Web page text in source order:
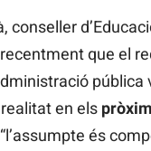
conseller
que el
pública
en els
és